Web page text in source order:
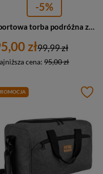
-5%
Sportowa torba podróżna z poliestru w szaro-różowym kolorze zamykana na suwak - Peterson
zł
cena: 95,00 zł
99,99 zł